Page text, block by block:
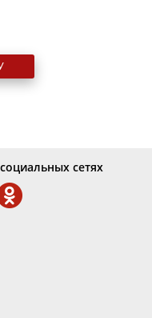
сетях